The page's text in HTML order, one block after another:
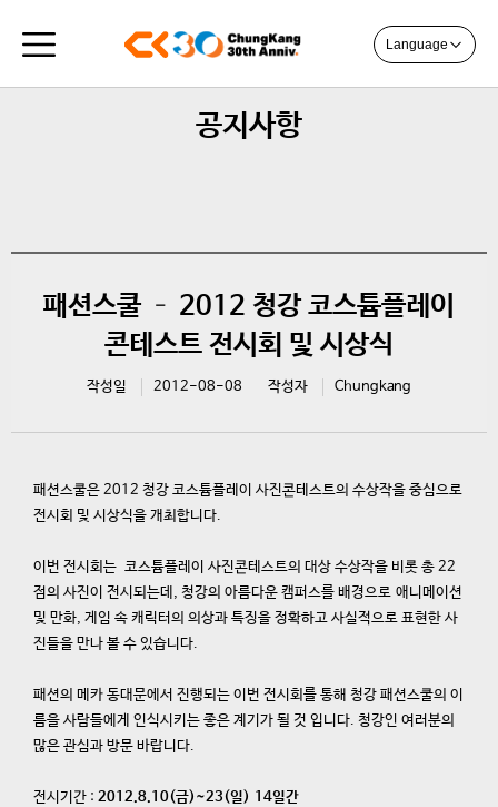
Language
공지사항
패션스쿨 – 2012 청강 코스튬플레이
콘테스트 전시회 및 시상식
작성일 2012-08-08 작성자 Chungkang
패션스쿨은 2012 청강 코스튬플레이 사진콘테스트의 수상작을 중심으로
전시회 및 시상식을 개최합니다.
이번 전시회는 코스튬플레이 사진콘테스트의 대상 수상작을 비롯 총 22
점의 사진이 전시되는데, 청강의 아름다운 캠퍼스를 배경으로 애니메이션
및 만화, 게임 속 캐릭터의 의상과 특징을 정확하고 사실적으로 표현한 사
진들을 만나 볼 수 있습니다.
패션의 메카 동대문에서 진행되는 이번 전시회를 통해 청강 패션스쿨의 이
름을 사람들에게 인식시키는 좋은 계기가 될 것 입니다. 청강인 여러분의
많은 관심과 방문 바랍니다.
전시기간 : 2012.8.10(금)~23(일) 14일간